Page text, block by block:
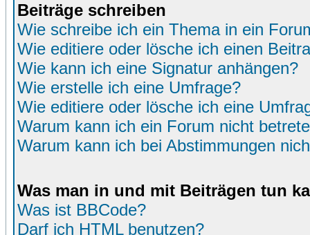
Beiträge schreiben
Wie schreibe ich ein Thema in ein
Wie editiere oder lösche ich einen
Wie kann ich eine Signatur anhängen?
Wie erstelle ich eine Umfrage?
Wie editiere oder lösche ich eine
Warum kann ich ein Forum nicht
Warum kann ich bei Abstimmungen
Was man in und mit Beiträgen tun
Was ist BBCode?
Darf ich HTML benutzen?